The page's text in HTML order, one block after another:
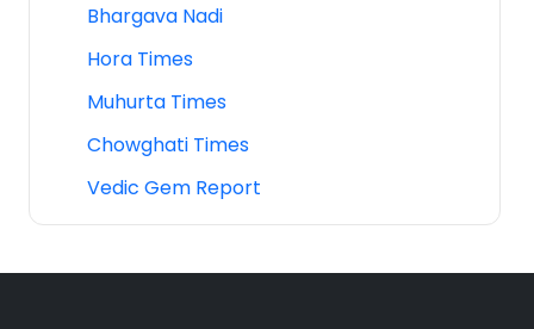
Bhargava Nadi
Hora Times
Muhurta Times
Chowghati Times
Vedic Gem Report